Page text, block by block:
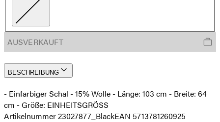
AUSVERKAUFT
BESCHREIBUNG
- Einfarbiger Schal - 15% Wolle - Länge: 103 cm - Breite: 64
cm - Größe: EINHEITSGRÖSS
Artikelnummer 23027877_BlackEAN 5713781260925